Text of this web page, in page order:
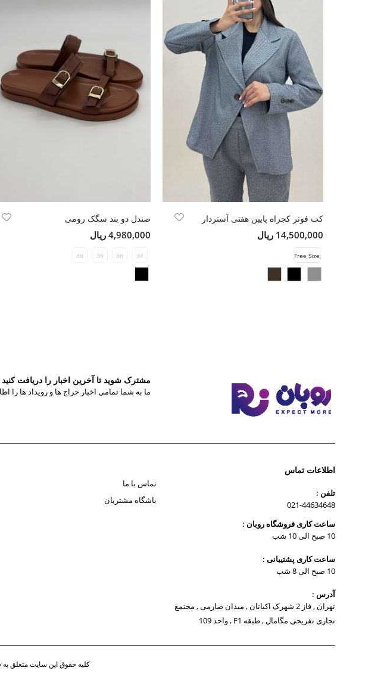
کت فوتر کجراه پایین هفتی آستردار
14,500,000 ریال
Free Size
صندل دو بند سگک رومی
4,980,000 ریال
37
38
39
40
مشترک شوید تا آخرین اخبار را دریافت کنید
ما به شما تمامی اخبار حراج ها و رویداد ها را
اطلاعات تماس
تلفن :
021-44634648
ساعت کاری فروشگاه روبان :
10 صبح الی 10 شب
ساعت کاری پشتیبانی :
10 صبح الی 8 شب
آدرس :
تهران , فاز 2 شهرک اکباتان , میدان صارمی , مجتمع
تجاری تفریحی مگامال , طبقه F1 , واحد 109
تماس با ما
باشگاه مشتریان
کلیه حقوق این سایت متعلق به